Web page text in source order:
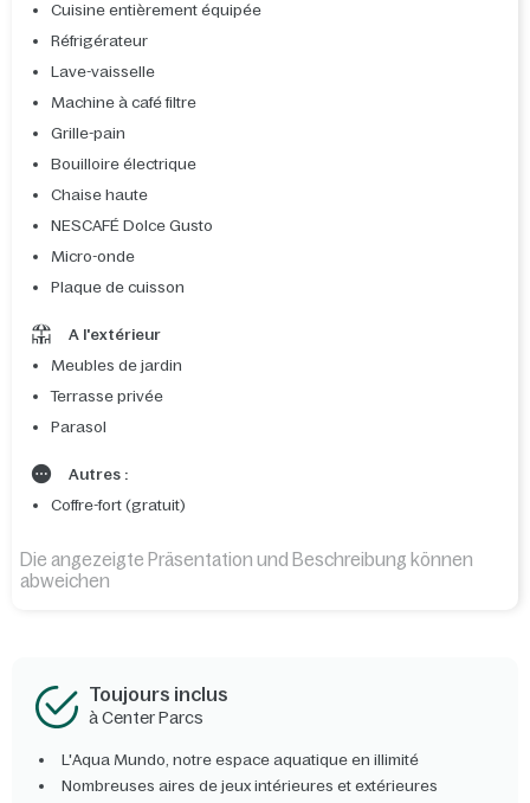
Cuisine entièrement équipée
Réfrigérateur
Lave-vaisselle
Machine à café filtre
Grille-pain
Bouilloire électrique
Chaise haute
NESCAFÉ Dolce Gusto
Micro-onde
Plaque de cuisson
A l'extérieur
Meubles de jardin
Terrasse privée
Parasol
Autres :
Coffre-fort (gratuit)
Die angezeigte Präsentation und Beschreibung können
abweichen
Toujours inclus
à Center Parcs
L'Aqua Mundo, notre espace aquatique en illimité
Nombreuses aires de jeux intérieures et extérieures